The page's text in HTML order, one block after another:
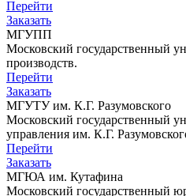
Перейти
Заказать
МГУПП
Московский государственный
производств.
Перейти
Заказать
МГУТУ им. К.Г. Разумовского
Московский государственный
управления им. К.Г.
Перейти
Заказать
МГЮА им. Кутафина
Московский государственный